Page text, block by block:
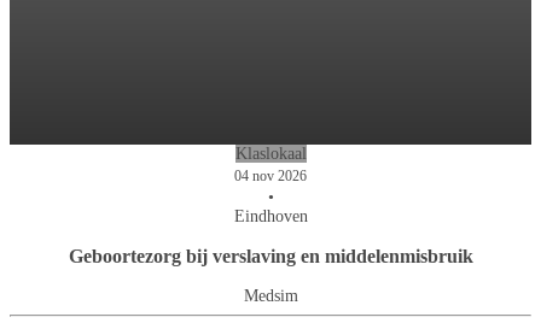
Klaslokaal
04 nov 2026
•
Eindhoven
Geboortezorg bij verslaving en middelenmisbruik
Medsim